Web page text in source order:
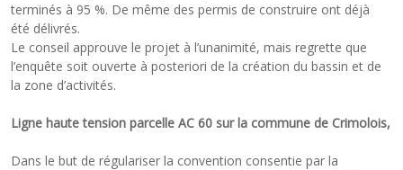
terminés à 95 %. De même des permis de construire ont déjà
été délivrés.
Le conseil approuve le projet à l’unanimité, mais regrette que
l’enquête soit ouverte à posteriori de la création du bassin et de
la zone d’activités.
Ligne haute tension parcelle AC 60 sur la commune de Crimolois,
Dans le but de régulariser la convention consentie par la